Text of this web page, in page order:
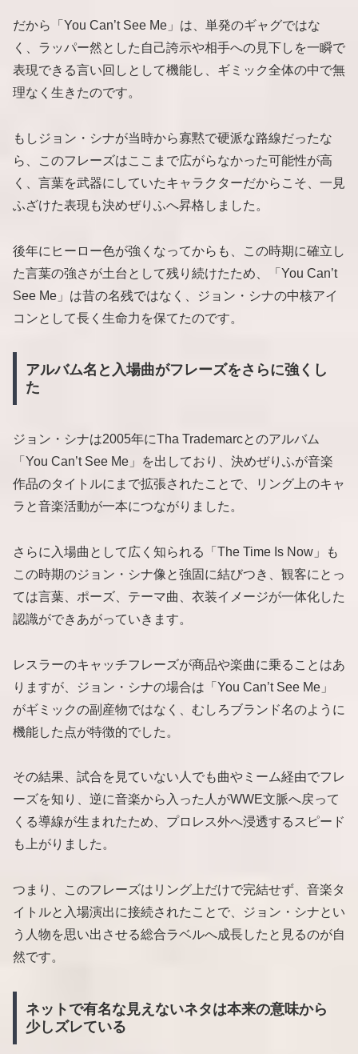
だから「You Can’t See Me」は、単発のギャグではな
く、ラッパー然とした自己誇示や相手への見下しを一瞬で
表現できる言い回しとして機能し、ギミック全体の中で無
理なく生きたのです。
もしジョン・シナが当時から寡黙で硬派な路線だったな
ら、このフレーズはここまで広がらなかった可能性が高
く、言葉を武器にしていたキャラクターだからこそ、一見
ふざけた表現も決めぜりふへ昇格しました。
後年にヒーロー色が強くなってからも、この時期に確立し
た言葉の強さが土台として残り続けたため、「You Can’t
See Me」は昔の名残ではなく、ジョン・シナの中核アイ
コンとして長く生命力を保てたのです。
アルバム名と入場曲がフレーズをさらに強くし
た
ジョン・シナは2005年にTha Trademarcとのアルバム
「You Can’t See Me」を出しており、決めぜりふが音楽
作品のタイトルにまで拡張されたことで、リング上のキャ
ラと音楽活動が一本につながりました。
さらに入場曲として広く知られる「The Time Is Now」も
この時期のジョン・シナ像と強固に結びつき、観客にとっ
ては言葉、ポーズ、テーマ曲、衣装イメージが一体化した
認識ができあがっていきます。
レスラーのキャッチフレーズが商品や楽曲に乗ることはあ
りますが、ジョン・シナの場合は「You Can’t See Me」
がギミックの副産物ではなく、むしろブランド名のように
機能した点が特徴的でした。
その結果、試合を見ていない人でも曲やミーム経由でフレ
ーズを知り、逆に音楽から入った人がWWE文脈へ戻って
くる導線が生まれたため、プロレス外へ浸透するスピード
も上がりました。
つまり、このフレーズはリング上だけで完結せず、音楽タ
イトルと入場演出に接続されたことで、ジョン・シナとい
う人物を思い出させる総合ラベルへ成長したと見るのが自
然です。
ネットで有名な見えないネタは本来の意味から
少しズレている